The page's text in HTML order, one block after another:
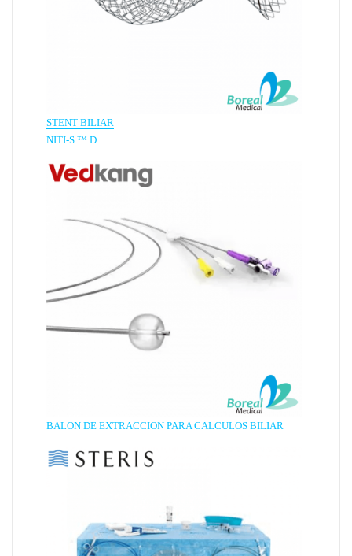
STENT BILIAR
NITI-S ™ D
BALON DE EXTRACCION PARA CALCULOS BILIAR